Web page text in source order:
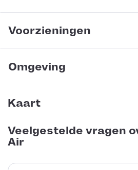
Voorzieningen
Omgeving
Kaart
Veelgestelde vragen
Air